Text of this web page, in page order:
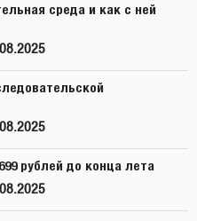
среда и как с ней
рублей до конца лета